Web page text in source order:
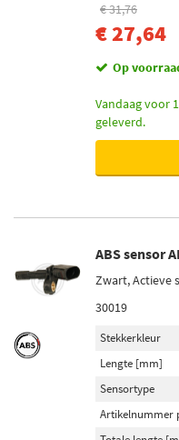
€ 31,76
€ 27,64
Op
Vandaag voor
geleverd.
ABS sensor
Zwart, Actieve
30019
Stekkerkleur
Lengte [mm]
Sensortype
Artikelnummer